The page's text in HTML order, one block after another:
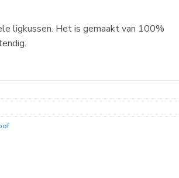
ligkussen. Het is gemaakt van 100%